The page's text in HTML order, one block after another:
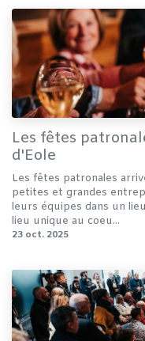
Les fêtes
d'Eole
Les fêtes patronales
petites et grandes
leurs équipes dans un
lieu unique au coeu...
23 oct. 2025